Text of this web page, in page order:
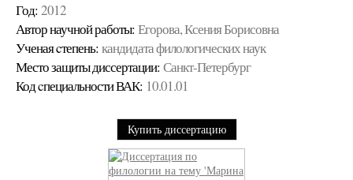
Год: 2012
Автор научной работы: Егорова, Ксения Борисовна
Ученая cтепень: кандидата филологических наук
Место защиты диссертации: Санкт-Петербург
Код cпециальности ВАК: 10.01.01
Купить диссертацию